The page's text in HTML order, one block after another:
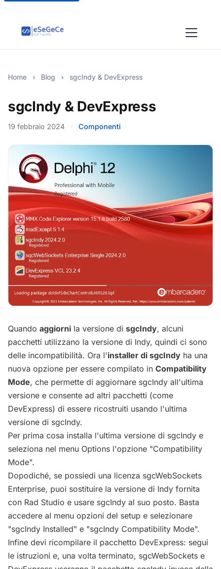
Home › Blog › sgcIndy & DevExpress
sgcIndy & DevExpress
19 febbraio 2024 · Componenti
Quando aggiorni la versione di sgcIndy, alcuni
pacchetti utilizzano la versione di Indy, quindi ci sono
delle incompatibilità. Ora l'installer di sgcIndy ha una
nuova opzione per essere compilato in Compatibility
Mode, che permette di aggiornare sgcIndy all'ultima
versione e consente ad altri pacchetti (come
DevExpress) di essere ricostruiti usando l'ultima
versione di sgcIndy.
Per prima cosa installa l'ultima versione di sgcIndy e
seleziona nel menu Options l'opzione "Compatibility
Mode".
Dopodiché, se possiedi una licenza sgcWebSockets
Enterprise, puoi sostituire la versione di Indy fornita
con Rad Studio e usare sgcIndy al suo posto. Basta
accedere al menu opzioni del setup e selezionare
"sgcIndy Installed" e "sgcIndy Compatibility Mode".
Infine devi ricompilare il pacchetto DevExpress: segui
le istruzioni e, una volta terminato, sgcWebSockets e